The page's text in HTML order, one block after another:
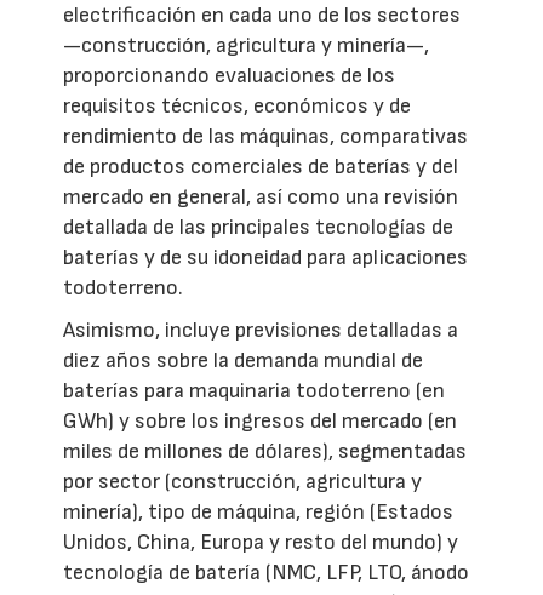
electrificación en cada uno de los sectores
—construcción, agricultura y minería—,
proporcionando evaluaciones de los
requisitos técnicos, económicos y de
rendimiento de las máquinas, comparativas
de productos comerciales de baterías y del
mercado en general, así como una revisión
detallada de las principales tecnologías de
baterías y de su idoneidad para aplicaciones
todoterreno.
Asimismo, incluye previsiones detalladas a
diez años sobre la demanda mundial de
baterías para maquinaria todoterreno (en
GWh) y sobre los ingresos del mercado (en
miles de millones de dólares), segmentadas
por sector (construcción, agricultura y
minería), tipo de máquina, región (Estados
Unidos, China, Europa y resto del mundo) y
tecnología de batería (NMC, LFP, LTO, ánodo